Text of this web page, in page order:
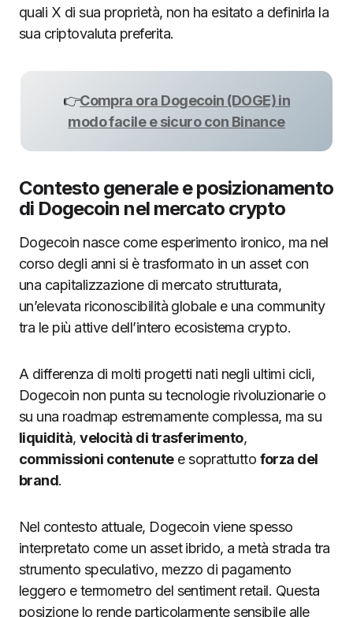
quali X di sua proprietà, non ha esitato a definirla la
sua criptovaluta preferita.
👉Compra ora Dogecoin (DOGE) in
modo facile e sicuro con Binance
Contesto generale e posizionamento
di Dogecoin nel mercato crypto
Dogecoin nasce come esperimento ironico, ma nel
corso degli anni si è trasformato in un asset con
una capitalizzazione di mercato strutturata,
un’elevata riconoscibilità globale e una community
tra le più attive dell’intero ecosistema crypto.
A differenza di molti progetti nati negli ultimi cicli,
Dogecoin non punta su tecnologie rivoluzionarie o
su una roadmap estremamente complessa, ma su
liquidità,velocità di trasferimento,
commissioni contenutee soprattutto forza del
brand.
Nel contesto attuale, Dogecoin viene spesso
interpretato come un asset ibrido, a metà strada tra
strumento speculativo, mezzo di pagamento
leggero e termometro del sentiment retail. Questa
posizione lo rende particolarmente sensibile alle